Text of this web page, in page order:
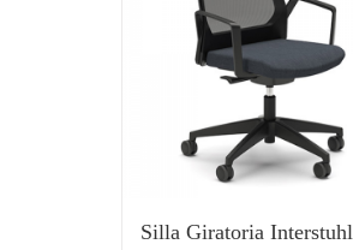
Silla Giratoria Interstuhl